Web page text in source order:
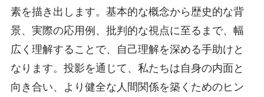
素を描き出します。基本的な概念から歴史的な背
景、実際の応用例、批判的な視点に至るまで、幅
広く理解することで、自己理解を深める手助けと
なります。投影を通じて、私たちは自身の内面と
向き合い、より健全な人間関係を築くためのヒン